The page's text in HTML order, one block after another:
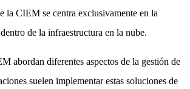
la CIEM se centra exclusivamente en la
de la infraestructura en la nube.
abordan diferentes aspectos de la gestión de
suelen implementar estas soluciones de